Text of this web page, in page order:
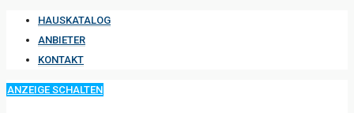
HAUSKATALOG
ANBIETER
KONTAKT
ANZEIGE SCHALTEN